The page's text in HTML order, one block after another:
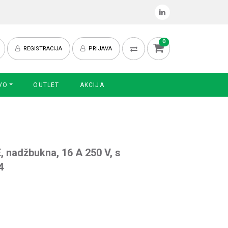
REGISTRACIJA PRIJAVA
0
OUTLET AKCIJA
nadžbukna, 16 A 250 V, s